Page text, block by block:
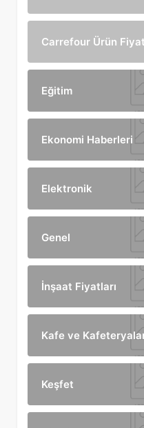
Carrefour Ürün
Eğitim
Ekonomi Haberleri
Elektronik
Genel
İnşaat Fiyatları
Kafe ve
Keşfet